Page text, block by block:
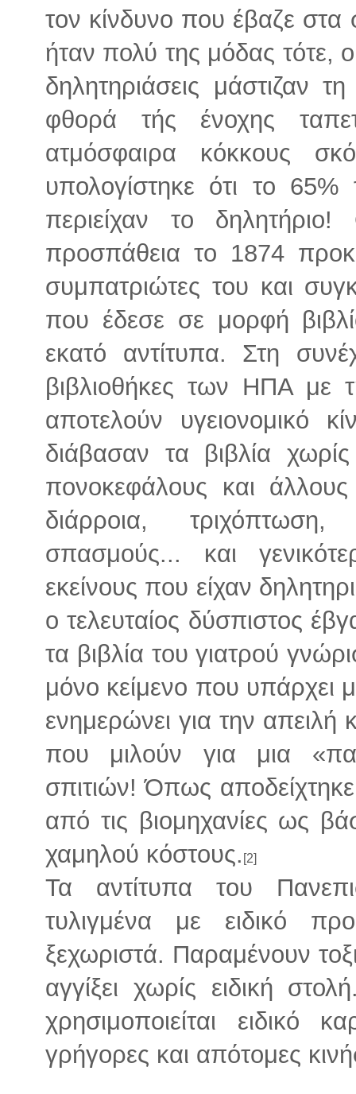
τον κίνδυνο που έβαζε στα
ήταν πολύ της μόδας τότε,
δηλητηριάσεις μάστιζαν
φθορά τής ένοχης
ατμόσφαιρα κόκκους
υπολογίστηκε ότι το
περιείχαν το
προσπάθεια το 1874
συμπατριώτες του και
που έδεσε σε μορφή
εκατό αντίτυπα. Στη
βιβλιοθήκες των ΗΠΑ με
αποτελούν υγειονομικό
διάβασαν τα βιβλία
πονοκεφάλους και
διάρροια,
σπασμούς... και
εκείνους που είχαν
ο τελευταίος δύσπιστος
τα βιβλία του γιατρού
μόνο κείμενο που υπάρχει
ενημερώνει για την
που μιλούν για μια
σπιτιών! Όπως
από τις βιομηχανίες ως
χαμηλού κόστους. [2]
Τα αντίτυπα του
τυλιγμένα με ειδικό
ξεχωριστά. Παραμένουν
αγγίξει χωρίς ειδική
χρησιμοποιείται ειδικό
γρήγορες και απότομες